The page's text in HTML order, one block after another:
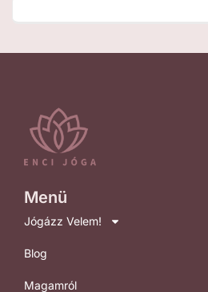
Menü
Jógázz Velem!
Blog
Magamról